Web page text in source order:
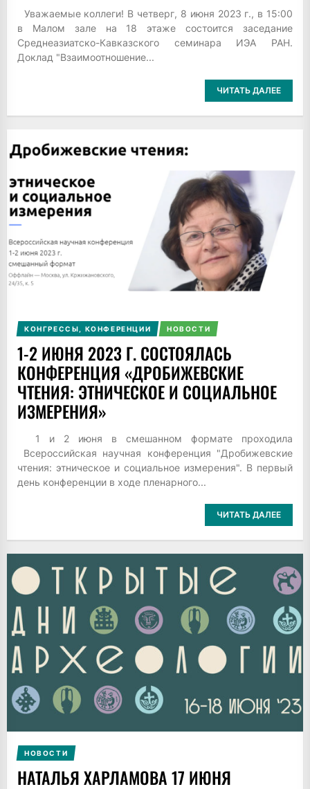
Уважаемые коллеги! В четверг, 8 июня 2023 г., в 15:00
в Малом зале на 18 этаже состоится заседание
Среднеазиатско-Кавказского семинара ИЭА РАН.
Доклад "Взаимоотношение...
ЧИТАТЬ ДАЛЕЕ
КОНГРЕССЫ, КОНФЕРЕНЦИИ НОВОСТИ
1-2 ИЮНЯ 2023 Г. СОСТОЯЛАСЬ
КОНФЕРЕНЦИЯ «ДРОБИЖЕВСКИЕ
ЧТЕНИЯ: ЭТНИЧЕСКОЕ И СОЦИАЛЬНОЕ
ИЗМЕРЕНИЯ»
1 и 2 июня в смешанном формате проходила
Всероссийская научная конференция "Дробижевские
чтения: этническое и социальное измерения". В первый
день конференции в ходе пленарного...
ЧИТАТЬ ДАЛЕЕ
НОВОСТИ
НАТАЛЬЯ ХАРЛАМОВА 17 ИЮНЯ